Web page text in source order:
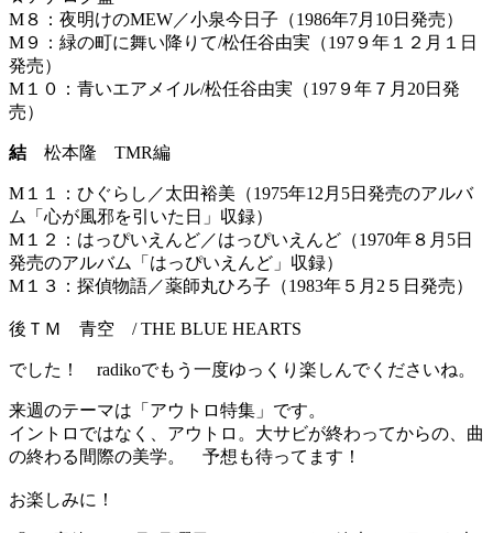
M８：夜明けのMEW／小泉今日子（1986年7月10日発売）
M９：緑の町に舞い降りて/松任谷由実（197９年１２月１日
発売）
M１０：青いエアメイル/松任谷由実（197９年７月20日発
売）
結 松本隆 TMR編
M１１：ひぐらし／太田裕美（1975年12月5日発売のアルバ
ム「心が風邪を引いた日」収録）
M１２：はっぴいえんど／はっぴいえんど（1970年８月5日
発売のアルバム「はっぴいえんど」収録）
M１３：探偵物語／薬師丸ひろ子（1983年５月2５日発売）
後ＴＭ 青空 / THE BLUE HEARTS
でした！ radikoでもう一度ゆっくり楽しんでくださいね。
来週のテーマは「アウトロ特集」です。
イントロではなく、アウトロ。大サビが終わってからの、曲
の終わる間際の美学。 予想も待ってます！
お楽しみに！